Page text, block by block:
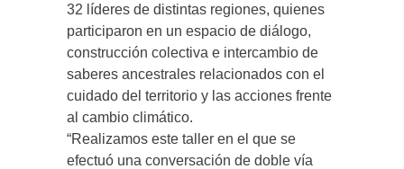
32 líderes de distintas regiones, quienes
participaron en un espacio de diálogo,
construcción colectiva e intercambio de
saberes ancestrales relacionados con el
cuidado del territorio y las acciones frente
al cambio climático.
“Realizamos este taller en el que se
efectuó una conversación de doble vía